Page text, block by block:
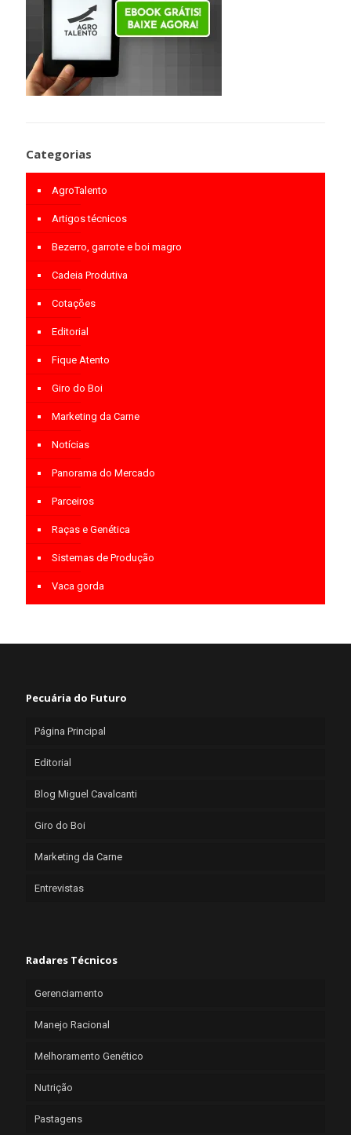
Categorias
AgroTalento
Artigos técnicos
Bezerro, garrote e boi magro
Cadeia Produtiva
Cotações
Editorial
Fique Atento
Giro do Boi
Marketing da Carne
Notícias
Panorama do Mercado
Parceiros
Raças e Genética
Sistemas de Produção
Vaca gorda
Pecuária do Futuro
Página Principal
Editorial
Blog Miguel Cavalcanti
Giro do Boi
Marketing da Carne
Entrevistas
Radares Técnicos
Gerenciamento
Manejo Racional
Melhoramento Genético
Nutrição
Pastagens